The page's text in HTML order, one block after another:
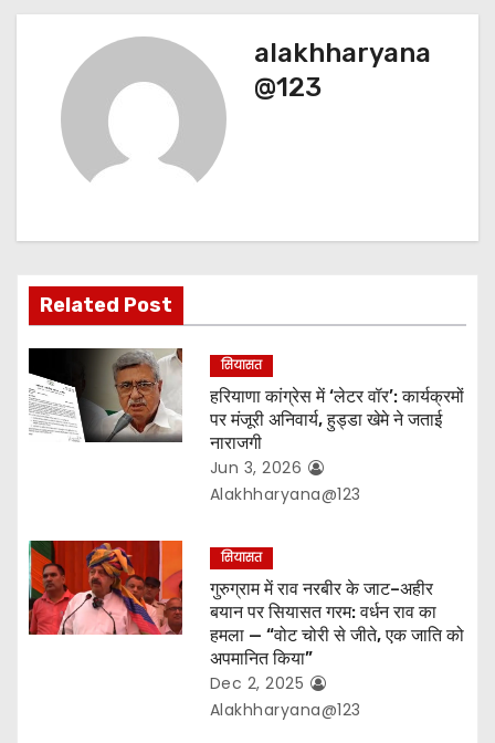
n
a
t
i
o
n
alakhharyana
@123
Related Post
सियासत
हरियाणा कांग्रेस में ‘लेटर वॉर’: कार्यक्रमों
पर मंजूरी अनिवार्य, हुड्डा खेमे ने जताई
नाराजगी
Jun 3, 2026
Alakhharyana@123
सियासत
गुरुग्राम में राव नरबीर के जाट–अहीर
बयान पर सियासत गरम: वर्धन राव का
हमला — “वोट चोरी से जीते, एक जाति को
अपमानित किया”
Dec 2, 2025
Alakhharyana@123